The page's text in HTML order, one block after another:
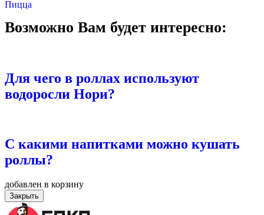
Пицца
Возможно Вам будет интересно:
Для чего в роллах используют
водоросли Нори?
С какими напитками можно кушать
роллы?
добавлен в корзину
Закрыть